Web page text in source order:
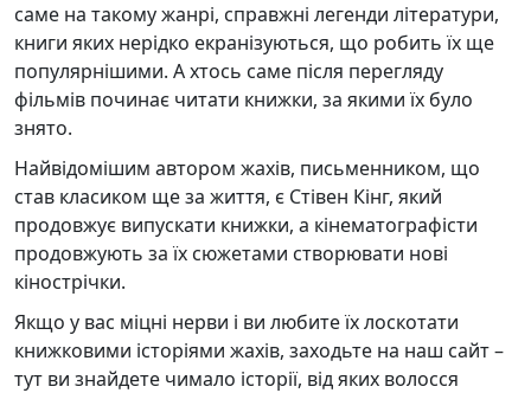
саме на такому жанрі, справжні легенди літератури,
книги яких нерідко екранізуються, що робить їх ще
популярнішими. А хтось саме після перегляду
фільмів починає читати книжки, за якими їх було
знято.
Найвідомішим автором жахів, письменником, що
став класиком ще за життя, є Стівен Кінг, який
продовжує випускати книжки, а кінематографісти
продовжують за їх сюжетами створювати нові
кінострічки.
Якщо у вас міцні нерви і ви любите їх лоскотати
книжковими історіями жахів, заходьте на наш сайт –
тут ви знайдете чимало історії, від яких волосся